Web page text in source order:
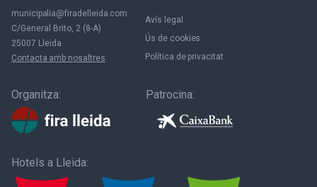
municipalia@firadelleida.com
C/General Brito, 2 (8-A)
25007 Lleida
Contacta amb nosaltres
Avís legal
Ús de cookies
Política de privacitat
Organitza: Patrocina:
Hotels a Lleida: